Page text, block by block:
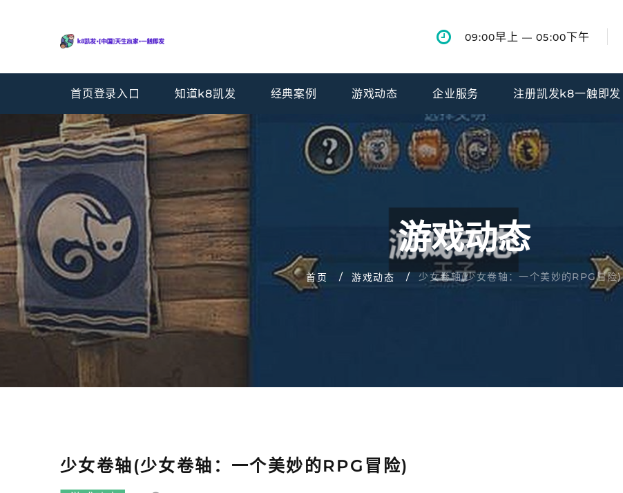
09:00早上 — 05:00下午
首页登录入口 知道k8凯发 经典案例 游戏动态 企业服务 注册凯发k8一触即发
游戏动态
首页 游戏动态 少女卷轴(少女卷轴：一个美妙的RPG冒险)
少女卷轴(少女卷轴：一个美妙的RPG冒险)